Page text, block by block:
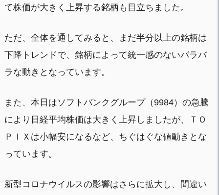
て株価が大きく上昇する銘柄も目立ちました。
ただ、全体を通してみると、まだ半分以上の銘柄は
下降トレンドで、銘柄によって統一感のないバラバ
ラな動きとなっています。
また、本日はソフトバンクグループ（9984）の急騰
により日経平均株価は大きく上昇しましたが、ＴＯ
ＰＩＸは小幅安になるなど、ちぐはぐな値動きとな
っています。
新型コロナウイルスの影響はさらに拡大し、間違い